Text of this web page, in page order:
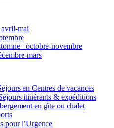
avril-mai
: octobre-novembre
mars
en Centres de vacances
itinérants & expéditions
en gîte ou chalet
pour l’Urgence